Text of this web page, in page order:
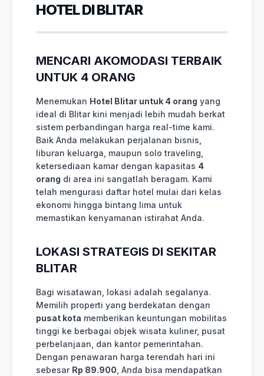
HOTEL DI BLITAR
MENCARI AKOMODASI TERBAIK
UNTUK 4 ORANG
Menemukan Hotel Blitar untuk 4 orang yang
ideal di Blitar kini menjadi lebih mudah berkat
sistem perbandingan harga real-time kami.
Baik Anda melakukan perjalanan bisnis,
liburan keluarga, maupun solo traveling,
ketersediaan kamar dengan kapasitas 4
orang di area ini sangatlah beragam. Kami
telah mengurasi daftar hotel mulai dari kelas
ekonomi hingga bintang lima untuk
memastikan kenyamanan istirahat Anda.
LOKASI STRATEGIS DI SEKITAR
BLITAR
Bagi wisatawan, lokasi adalah segalanya.
Memilih properti yang berdekatan dengan
pusat kota memberikan keuntungan mobilitas
tinggi ke berbagai objek wisata kuliner, pusat
perbelanjaan, dan kantor pemerintahan.
Dengan penawaran harga terendah hari ini
sebesar Rp 89.900 , Anda bisa mendapatkan